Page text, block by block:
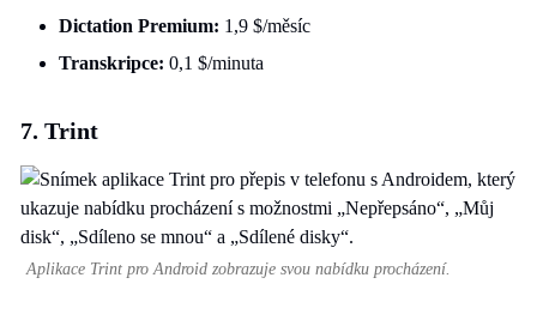
Dictation Premium: 1,9 $/měsíc
Transkripce: 0,1 $/minuta
7. Trint
Aplikace Trint pro Android zobrazuje svou nabídku procházení.